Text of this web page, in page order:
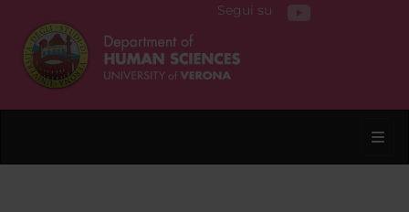
Segui su